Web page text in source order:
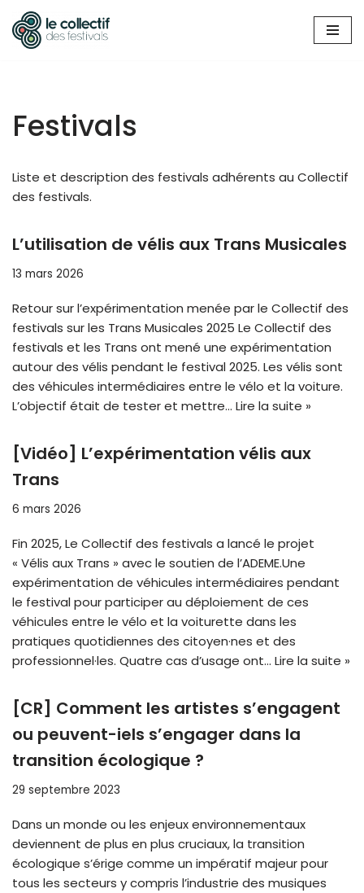
Aller
Festivals
Liste et description des festivals adhérents au Collectif
des festivals.
L’utilisation de vélis aux Trans Musicales
13 mars 2026
Retour sur l’expérimentation menée par le Collectif des
festivals sur les Trans Musicales 2025 Le Collectif des
festivals et les Trans ont mené une expérimentation
autour des vélis pendant le festival 2025. Les vélis sont
des véhicules intermédiaires entre le vélo et la voiture.
L’objectif était de tester et mettre… Lire la suite »
[Vidéo] L’expérimentation vélis aux
Trans
6 mars 2026
Fin 2025, Le Collectif des festivals a lancé le projet
« Vélis aux Trans » avec le soutien de l’ADEME.Une
expérimentation de véhicules intermédiaires pendant
le festival pour participer au déploiement de ces
véhicules entre le vélo et la voiturette dans les
pratiques quotidiennes des citoyen·nes et des
professionnel·les. Quatre cas d’usage ont… Lire la suite »
[CR] Comment les artistes s’engagent
ou peuvent-iels s’engager dans la
transition écologique ?
29 septembre 2023
Dans un monde ou les enjeux environnementaux
deviennent de plus en plus cruciaux, la transition
écologique s’érige comme un impératif majeur pour
tous les secteurs y compris l’industrie des musiques